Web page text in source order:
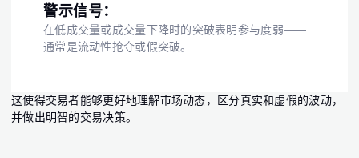
警示信号：
在低成交量或成交量下降时的突破表明参与度弱——
通常是流动性抢夺或假突破。
这使得交易者能够更好地理解市场动态，区分真实和虚假的波动，
并做出明智的交易决策。